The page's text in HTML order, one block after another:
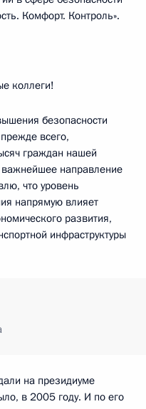
Комфорт. Контроль».
коллеги!
безопасности
всего,
граждан нашей
направление
что уровень
напрямую влияет
развития,
инфраструктуры
на президиуме
в 2005 году. И по его